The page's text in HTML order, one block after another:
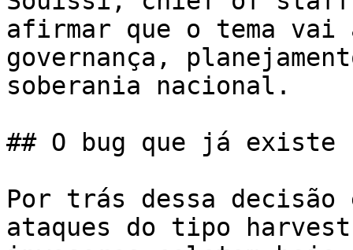
afirmar que o tema vai
governança,
soberania nacional.
## O bug que já existe
Por trás dessa decisão
ataques do tipo